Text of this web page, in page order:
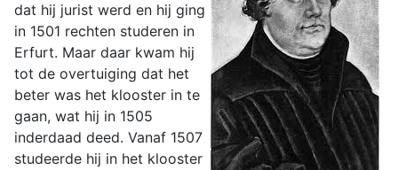
dat hij jurist werd en hij ging
in 1501 rechten studeren in
Erfurt. Maar daar kwam hij
tot de overtuiging dat het
beter was het klooster in te
gaan, wat hij in 1505
inderdaad deed. Vanaf 1507
studeerde hij in het klooster